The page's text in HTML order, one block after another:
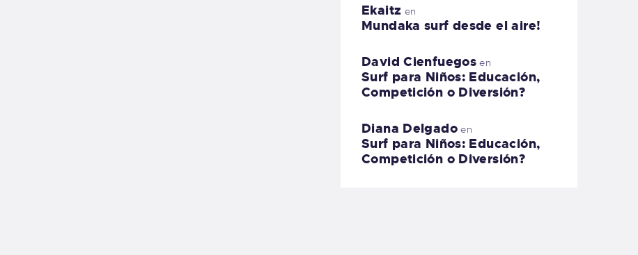
Ekaitz en
Mundaka surf desde el aire!
David Cienfuegos en
Surf para Niños: Educación,
Competición o Diversión?
Diana Delgadoen
Surf para Niños: Educación,
Competición o Diversión?